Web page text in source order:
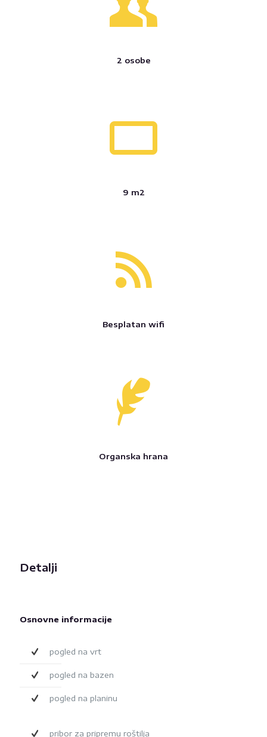
2 osobe
9 m2
Besplatan wifi
Organska hrana
Detalji
Osnovne informacije
pogled na vrt
pogled na bazen
pogled na planinu
pribor za pripremu roštilja